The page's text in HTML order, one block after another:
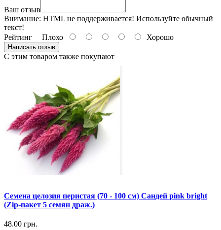
Ваш отзыв
Внимание: HTML не поддерживается! Используйте обычный
текст!
Рейтинг Плохо Хорошо
Написать отзыв
С этим товаром также покупают
Семена целозия перистая (70 - 100 см) Сандей pink bright
(Zip-пакет 5 семян драж.)
48.00 грн.